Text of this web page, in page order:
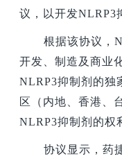
议，以开发NLRP3
根据该协议，
开发、制造及商业
NLRP3抑制剂的独
区（内地、香港、
NLRP3抑制剂的权
协议显示，药